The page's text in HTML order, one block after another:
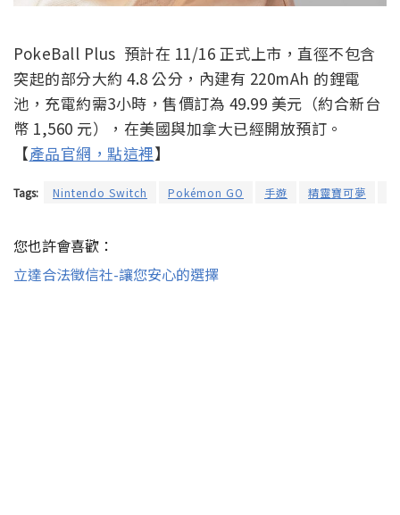
PokeBall Plus 預計在 11/16 正式上市，直徑不包含
突起的部分大約 4.8 公分，內建有 220mAh 的鋰電
池，充電約需3小時，售價訂為 49.99 美元（約合新台
幣 1,560 元），在美國與加拿大已經開放預訂。
【產品官網，點這裡】
Tags: Nintendo Switch Pokémon GO 手遊 精靈寶可夢
您也許會喜歡：
立達合法徵信社-讓您安心的選擇